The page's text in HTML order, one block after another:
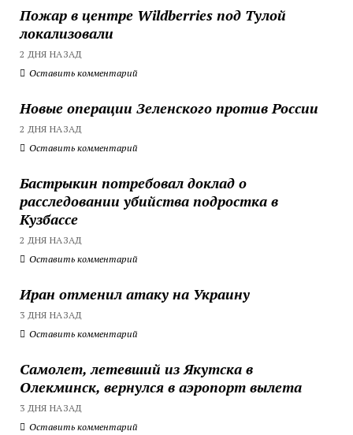
Пожар в центре Wildberries под Тулой
локализовали
2 ДНЯ НАЗАД
Оставить комментарий
Новые операции Зеленского против России
2 ДНЯ НАЗАД
Оставить комментарий
Бастрыкин потребовал доклад о
расследовании убийства подростка в
Кузбассе
2 ДНЯ НАЗАД
Оставить комментарий
Иран отменил атаку на Украину
3 ДНЯ НАЗАД
Оставить комментарий
Самолет, летевший из Якутска в
Олекминск, вернулся в аэропорт вылета
3 ДНЯ НАЗАД
Оставить комментарий